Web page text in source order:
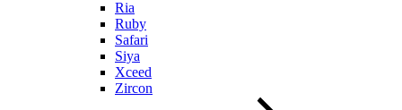
Ria
Ruby
Safari
Siya
Xceed
Zircon